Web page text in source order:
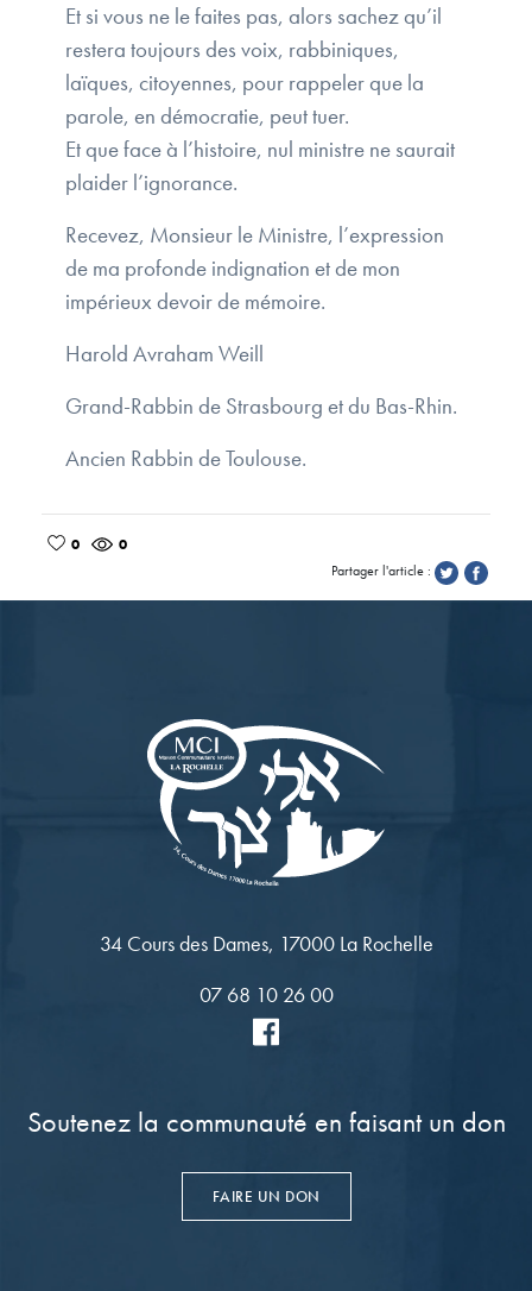
Et si vous ne le faites pas, alors sachez qu’il
restera toujours des voix, rabbiniques,
laïques, citoyennes, pour rappeler que la
parole, en démocratie, peut tuer.
Et que face à l’histoire, nul ministre ne saurait
plaider l’ignorance.
Recevez, Monsieur le Ministre, l’expression
de ma profonde indignation et de mon
impérieux devoir de mémoire.
Harold Avraham Weill
Grand-Rabbin de Strasbourg et du Bas-Rhin.
Ancien Rabbin de Toulouse.
0
0
Partager l'article :
34 Cours des Dames, 17000 La Rochelle
07 68 10 26 00
Soutenez la communauté en faisant un don
FAIRE UN DON